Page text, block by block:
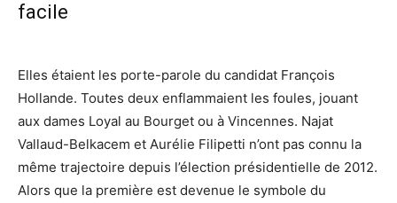
facile
Elles étaient les porte-parole du candidat François
Hollande. Toutes deux enflammaient les foules, jouant
aux dames Loyal au Bourget ou à Vincennes. Najat
Vallaud-Belkacem et Aurélie Filipetti n’ont pas connu la
même trajectoire depuis l’élection présidentielle de 2012.
Alors que la première est devenue le symbole du